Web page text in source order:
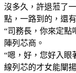
沒多久，許退蒞了
點，一路到的，還
“司務長，你來定點
陣列芯商。
“嗯，好，您好入眼
線列芯的才女能闡揚